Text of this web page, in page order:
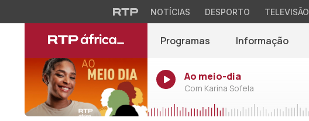
NOTÍCIAS DESPORTO TELEVISÃO
Programas Informação
Ao meio-dia
Com Karina Sofela